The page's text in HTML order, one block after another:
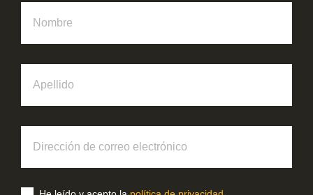
correo
electrónico